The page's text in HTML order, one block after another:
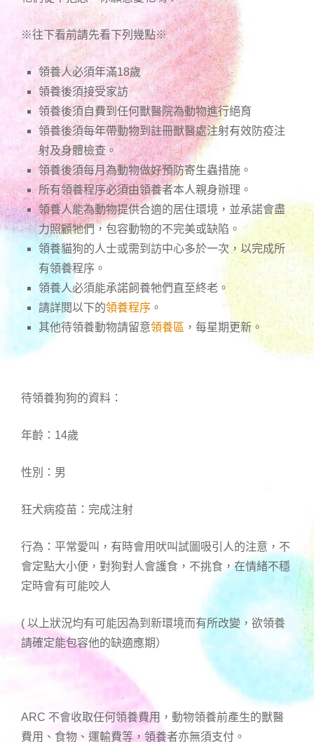
※往下看前請先看下列幾點※
領養人必須年滿18歲
領養後須接受家訪
領養後須自費到任何獸醫院為動物進行絕育
領養後須每年帶動物到註冊獸醫處注射有效防疫注
射及身體檢查。
領養後須每月為動物做好預防寄生蟲措施。
所有領養程序必須由領養者本人親身辦理。
領養人能為動物提供合適的居住環境，並承諾會盡
力照顧牠們，包容動物的不完美或缺陷。
領養貓狗的人士或需到訪中心多於一次，以完成所
有領養程序。
領養人必須能承諾飼養牠們直至終老。
請詳閱以下的領養程序 。
其他待領養動物請留意領養區 ，每星期更新。
待領養狗狗的資料：
年齡：14歲
性別：男
狂犬病疫苗：完成注射
行為：平常愛叫，有時會用吠叫試圖吸引人的注意，不
會定點大小便，對狗對人會護食，不挑食，在情緒不穩
定時會有可能咬人
( 以上狀況均有可能因為到新環境而有所改變，欲領養
請確定能包容他的缺適應期）
ARC 不會收取任何領養費用，動物領養前產生的獸醫
費用、食物、運輸費等，領養者亦無須支付。